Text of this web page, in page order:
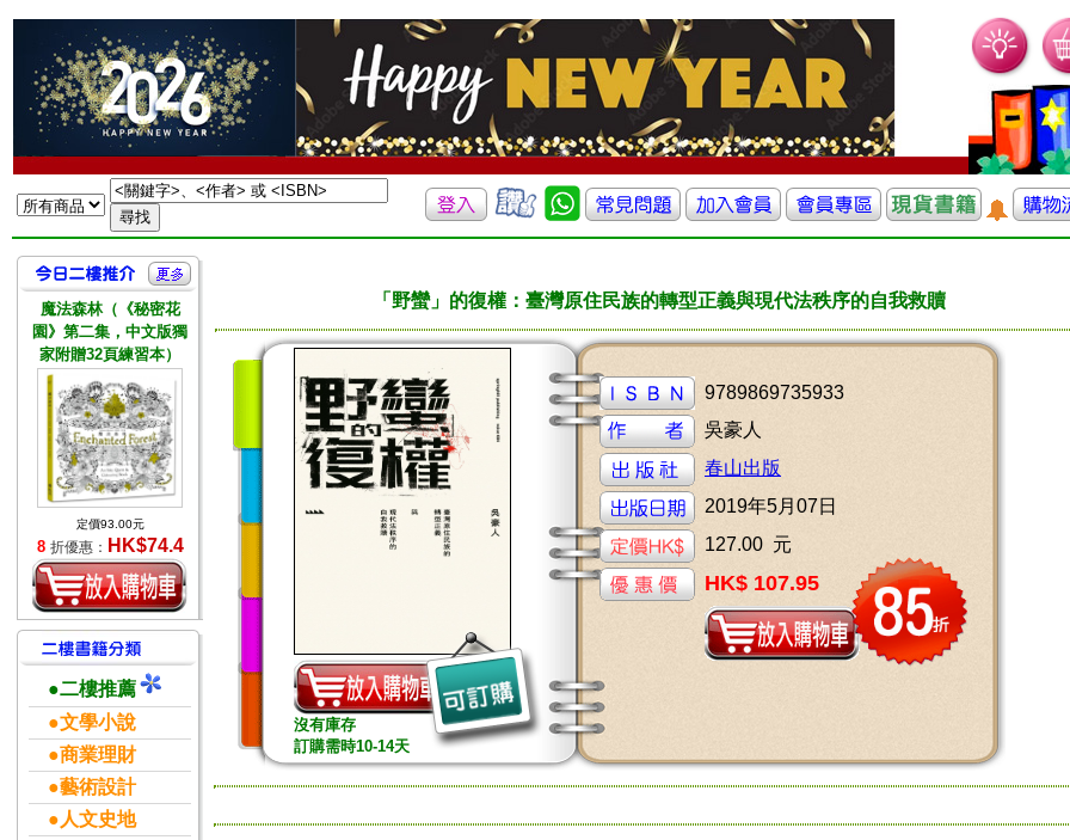
魔法森林（《秘密花
園》第二集，中文版獨
家附贈32頁練習本）
定價93.00元
8 折優惠： HK$74.4
●二樓推薦
●文學小說
●商業理財
●藝術設計
●人文史地
「野蠻」的復權：臺灣原住民族的轉型正義與現代法秩序的自我救贖
沒有庫存
訂購需時10-14天
9789869735933
吳豪人
春山出版
2019年5月07日
127.00 元
HK$ 107.95